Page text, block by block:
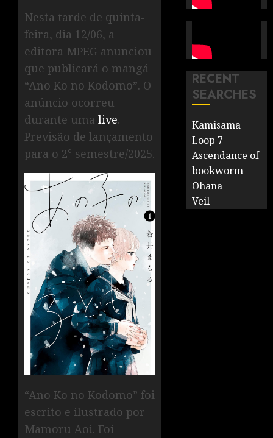
Nesta tarde de quinta-
feira, dia 12/06, a
editora MPEG anunciou
que publicará o mangá
“Ano Ko no Kodomo”. O
anúncio ocorreu
durante uma live.
Previsão de lançamento
para o 2° semestre/2025.
“Ano Ko no Kodomo” foi
escrito e ilustrado por
Mamoru Aoi. Foi
RECENT
SEARCHES
Kamisama
Loop 7
Ascendance of
bookworm
Ohana
Veil